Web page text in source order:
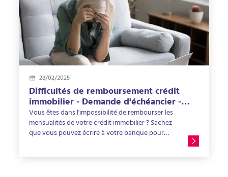
formuler ? Nous vous proposons un modèle de
lettre de résiliation de mandat de vente, qui vient
enrichir notre base de lettres types.
28/02/2025
Difficultés de remboursement crédit
immobilier - Demande d'échéancier -
Lettre type
Vous êtes dans l'impossibilité de rembourser les
mensualités de votre crédit immobilier ? Sachez
que vous pouvez écrire à votre banque pour
temporairement.